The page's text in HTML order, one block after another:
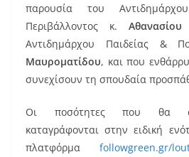
παρουσία του
Περιβάλλοντος κ.
Αντιδημάρχου Παιδείας &
Μαυροματίδου, και που
συνεχίσουν τη σπουδαία
Οι ποσότητες που θα
καταγράφονται στην ειδική
πλατφόρμα followgreen.gr/